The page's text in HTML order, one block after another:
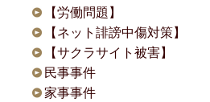
【労働問題】
【ネット誹謗中傷対策】
【サクラサイト被害】
民事事件
家事事件